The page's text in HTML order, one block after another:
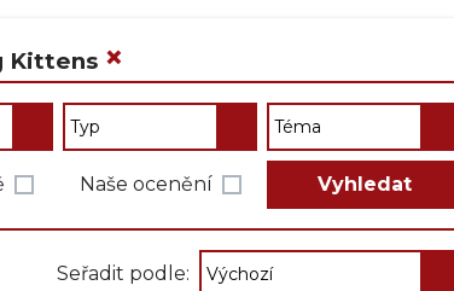
Kittens ×
Naše ocenění Vyhledat
Seřadit podle: